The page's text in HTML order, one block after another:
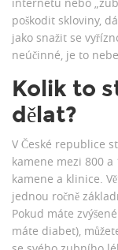
poškodit skloviny,
jako snažit se
neúčinné, je to
Kolik to
dělat?
V České republice
kamene mezi 800
kamene a klinice.
jednou ročně
Pokud máte
máte diabet),